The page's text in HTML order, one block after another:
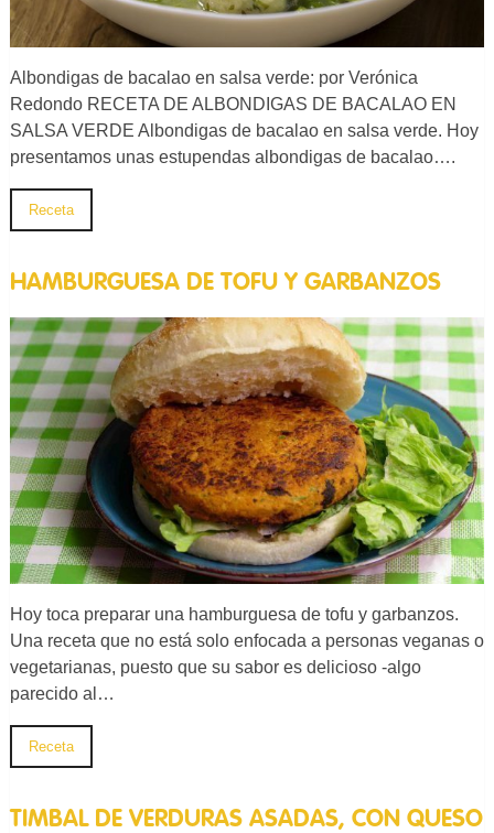
Albondigas de bacalao en salsa verde: por Verónica
Redondo RECETA DE ALBONDIGAS DE BACALAO EN
SALSA VERDE Albondigas de bacalao en salsa verde. Hoy
presentamos unas estupendas albondigas de bacalao….
Receta
HAMBURGUESA DE TOFU Y GARBANZOS
Hoy toca preparar una hamburguesa de tofu y garbanzos.
Una receta que no está solo enfocada a personas veganas o
vegetarianas, puesto que su sabor es delicioso -algo
parecido al…
Receta
TIMBAL DE VERDURAS ASADAS, CON QUESO